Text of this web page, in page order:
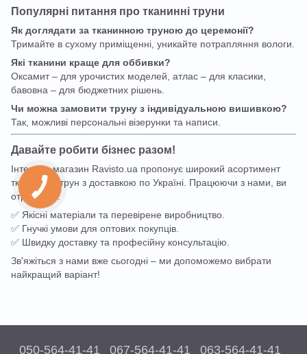
Популярні питання про тканинні труни
Як доглядати за тканинною труною до церемонії?
Тримайте в сухому приміщенні, уникайте потрапляння вологи.
Які тканини краще для оббивки?
Оксамит – для урочистих моделей, атлас – для класики,
бавовна – для бюджетних рішень.
Чи можна замовити труну з індивідуальною вишивкою?
Так, можливі персональні візерунки та написи.
Давайте робити бізнес разом!
Інтернет-магазин Ravisto.ua пропонує широкий асортимент
тканинних трун з доставкою по Україні. Працюючи з нами, ви
отримуєте:
✅ Якісні матеріали та перевірене виробництво.
✅ Гнучкі умови для оптових покупців.
✅ Швидку доставку та професійну консультацію.
Зв'яжіться з нами вже сьогодні – ми допоможемо вибрати
найкращий варіант!
050-564-41-41 067-564-41-41 063-564-41-41